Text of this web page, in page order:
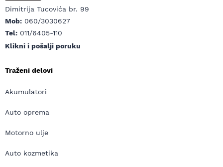
Dimitrija Tucovića br. 99
Mob: 060/3030627
Tel: 011/6405-110
Klikni i pošalji poruku
Traženi delovi
Akumulatori
Auto oprema
Motorno ulje
Auto kozmetika